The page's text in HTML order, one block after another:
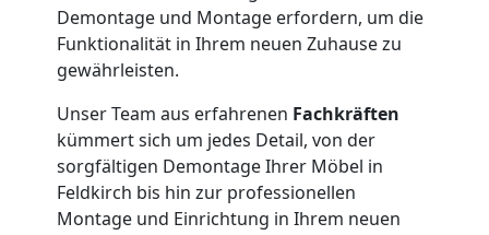
Demontage und Montage erfordern, um die
Funktionalität in Ihrem neuen Zuhause zu
gewährleisten.
Unser Team aus erfahrenen Fachkräften
kümmert sich um jedes Detail, von der
sorgfältigen Demontage Ihrer Möbel in
Feldkirch bis hin zur professionellen
Montage und Einrichtung in Ihrem neuen
Feldkirch
Möbelmontage
Feldkirch